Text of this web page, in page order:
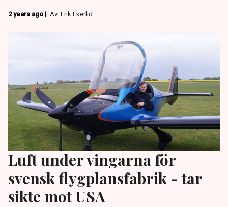
2 years ago | Av: Erik Ekerlid
Luft under vingarna för
svensk flygplansfabrik - tar
sikte mot USA